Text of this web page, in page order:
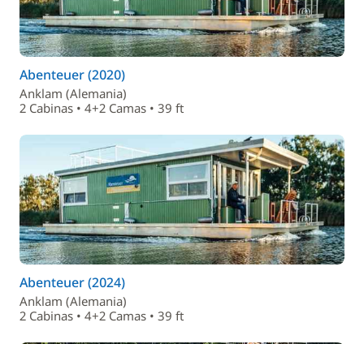
Abenteuer (2020)
Anklam (Alemania)
2 Cabinas • 4+2 Camas • 39 ft
Abenteuer (2024)
Anklam (Alemania)
2 Cabinas • 4+2 Camas • 39 ft